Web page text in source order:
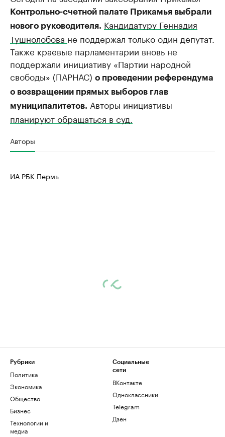
Контрольно-счетной палате Прикамья выбрали
нового руководителя. Кандидатуру Геннадия
Тушнолобова не поддержал только один депутат.
Также краевые парламентарии вновь не
поддержали инициативу «Партии народной
свободы» (ПАРНАС) о проведении референдума
о возвращении прямых выборов глав
муниципалитетов. Авторы инициативы
планируют обращаться в суд.
Авторы
ИА РБК Пермь
Рубрики
Политика
Экономика
Общество
Бизнес
Технологии и
медиа
Социальные
сети
ВКонтакте
Одноклассники
Telegram
Дзен